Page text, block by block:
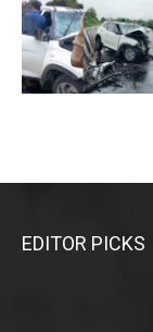
EDITOR PICKS